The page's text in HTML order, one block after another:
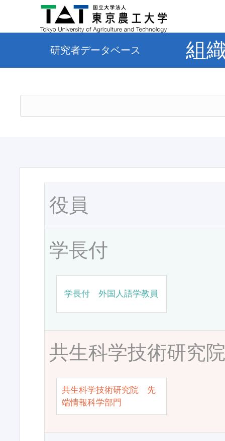
研究者データベース 組
役員
学長付
学長付 外国人語学教員
共生科学技術研究
共生科学技術研究院 先
端情報科学部門